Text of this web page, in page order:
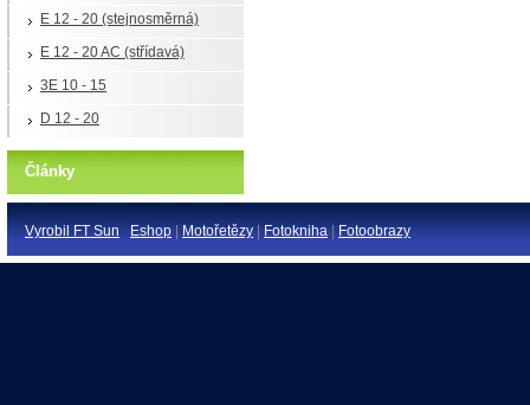
E 12 - 20 (stejnosměrná)
E 12 - 20 AC (střídavá)
3E 10 - 15
D 12 - 20
Články
Vyrobil FT Sun Eshop|Motořetězy|Fotokniha|Fotoobrazy